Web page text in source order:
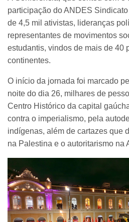
participação do ANDES
de 4,5 mil ativistas, lideranças
representantes de movimentos
estudantis, vindos de mais de 40
continentes.
O início da jornada foi marcado
noite do dia 26, milhares de
Centro Histórico da capital
contra o imperialismo, pela
indígenas, além de cartazes que
na Palestina e o autoritarismo na